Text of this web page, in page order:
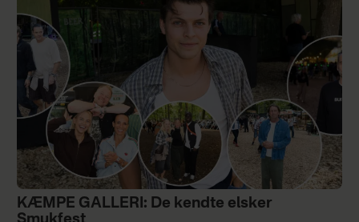
KÆMPE GALLERI: De kendte elsker